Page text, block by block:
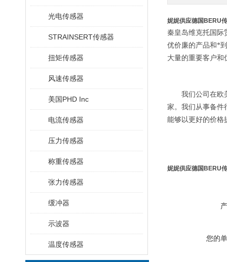
光电传感器
STRAINSERT传感器
扭矩传感器
风速传感器
美国PHD Inc
电流传感器
压力传感器
称重传感器
张力传感器
缓冲器
示波器
温度传感器
妮妮供应德国BERU
秦皇岛维克托国际
优价廉的产品和*
大量的重要客户和
我们公司在欧
家。我们从事备件
能够以更好的价格
妮妮供应德国BERU
您的